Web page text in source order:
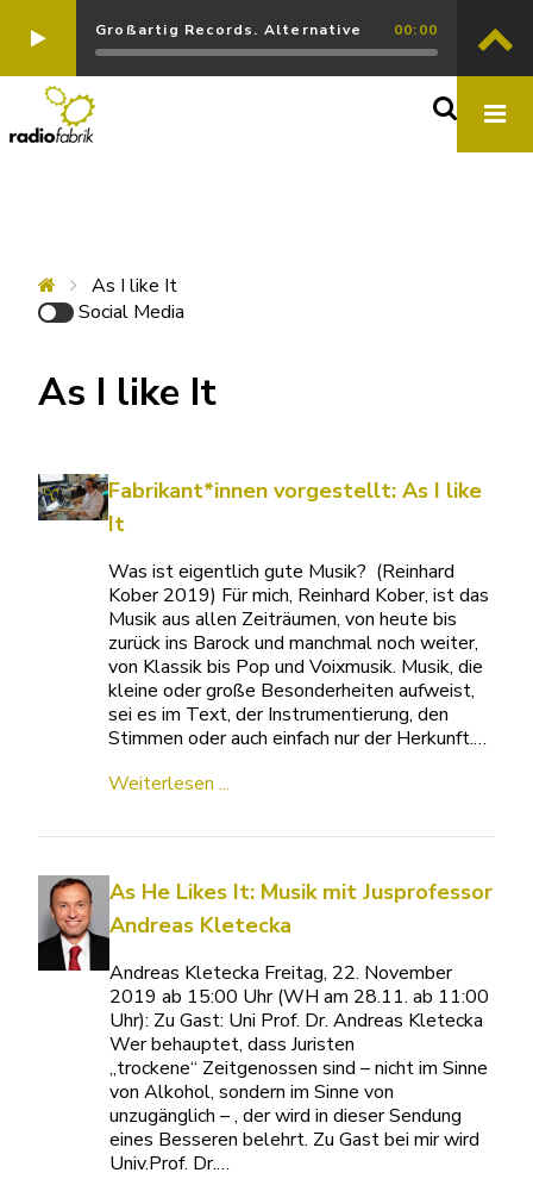
Großartig Records. Alternative 00:00
As I like It
Social Media
As I like It
Fabrikant*innen vorgestellt: As I like
It
Was ist eigentlich gute Musik? (Reinhard
Kober 2019) Für mich, Reinhard Kober, ist das
Musik aus allen Zeiträumen, von heute bis
zurück ins Barock und manchmal noch weiter,
von Klassik bis Pop und Voixmusik. Musik, die
kleine oder große Besonderheiten aufweist,
sei es im Text, der Instrumentierung, den
Stimmen oder auch einfach nur der Herkunft.…
Weiterlesen ...
As He Likes It: Musik mit Jusprofessor
Andreas Kletecka
Andreas Kletecka Freitag, 22. November
2019 ab 15:00 Uhr (WH am 28.11. ab 11:00
Uhr): Zu Gast: Uni Prof. Dr. Andreas Kletecka
Wer behauptet, dass Juristen
„trockene“ Zeitgenossen sind – nicht im Sinne
von Alkohol, sondern im Sinne von
unzugänglich – , der wird in dieser Sendung
eines Besseren belehrt. Zu Gast bei mir wird
Univ.Prof. Dr.…